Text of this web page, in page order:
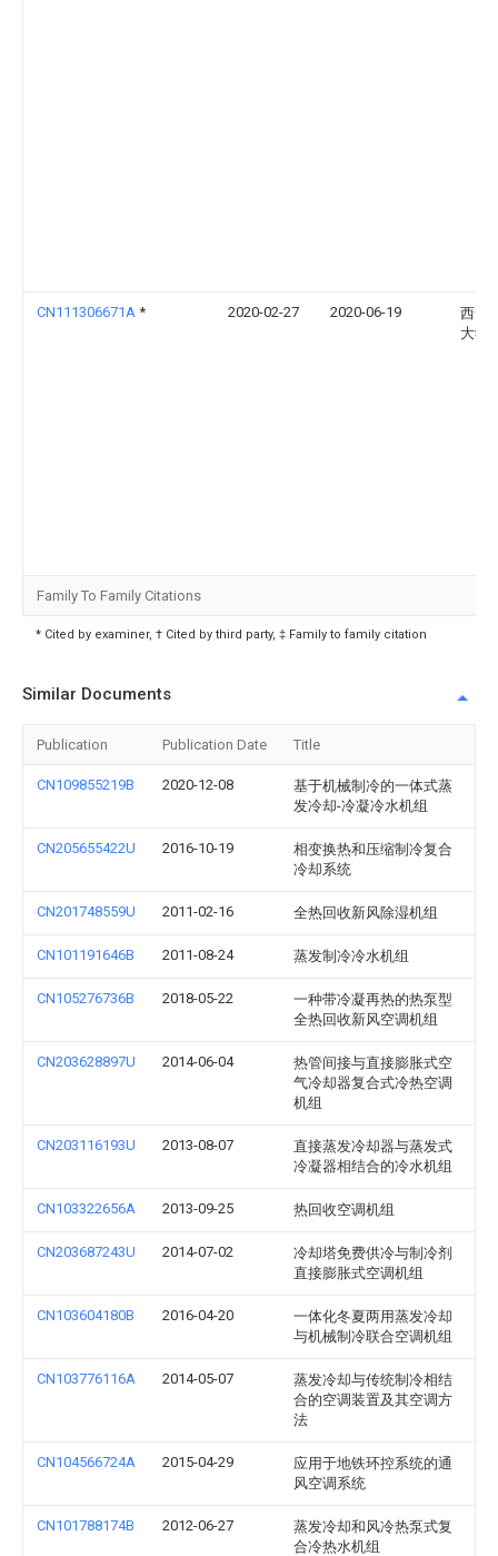
CN111306671A * 2020-02-27 2020-06-19
西安
大学
Family To Family Citations
* Cited by examiner, † Cited by third party, ‡ Family to family citation
Similar Documents
Publication Publication Date Title
CN109855219B 2020-12-08
基于机械制冷的一体式蒸
发冷却-冷凝冷水机组
CN205655422U 2016-10-19
相变换热和压缩制冷复合
冷却系统
CN201748559U 2011-02-16 全热回收新风除湿机组
CN101191646B 2011-08-24 蒸发制冷冷水机组
CN105276736B 2018-05-22
一种带冷凝再热的热泵型
全热回收新风空调机组
CN203628897U 2014-06-04
热管间接与直接膨胀式空
气冷却器复合式冷热空调
机组
CN203116193U 2013-08-07
直接蒸发冷却器与蒸发式
冷凝器相结合的冷水机组
CN103322656A 2013-09-25 热回收空调机组
CN203687243U 2014-07-02
冷却塔免费供冷与制冷剂
直接膨胀式空调机组
CN103604180B 2016-04-20
一体化冬夏两用蒸发冷却
与机械制冷联合空调机组
CN103776116A 2014-05-07
蒸发冷却与传统制冷相结
合的空调装置及其空调方
法
CN104566724A 2015-04-29
应用于地铁环控系统的通
风空调系统
CN101788174B 2012-06-27
蒸发冷却和风冷热泵式复
合冷热水机组